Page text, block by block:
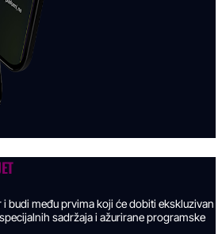
i budi među prvima koji će dobiti ekskluzivan
sadržaja i ažurirane programske